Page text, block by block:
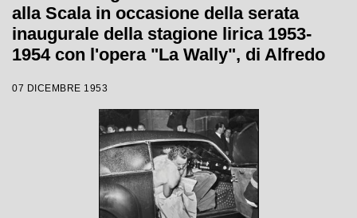
alla Scala in occasione della serata
inaugurale della stagione lirica 1953-
1954 con l'opera "La Wally", di Alfredo
con la regia di Tatiana Pavlova
07 DICEMBRE 1953